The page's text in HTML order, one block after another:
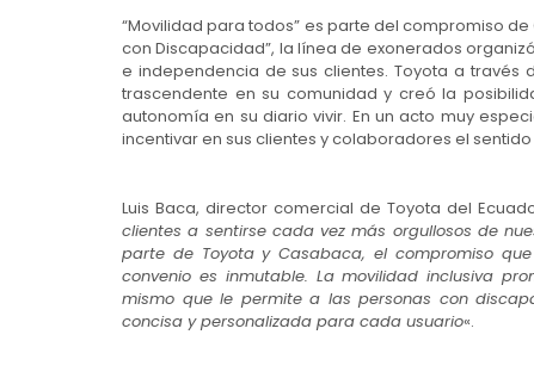
“Movilidad para todos” es parte del compromiso
con Discapacidad”, la línea de exonerados
e independencia de sus clientes. Toyota a través
trascendente en su comunidad y creó la
autonomía en su diario vivir. En un acto muy
incentivar en sus clientes y colaboradores el
Luis Baca, director comercial de Toyota del
clientes a sentirse cada vez más orgullosos de
parte de Toyota y Casabaca, el compromiso
convenio es inmutable. La movilidad inclusiva
mismo que le permite a las personas con
concisa y personalizada para cada usuario«.